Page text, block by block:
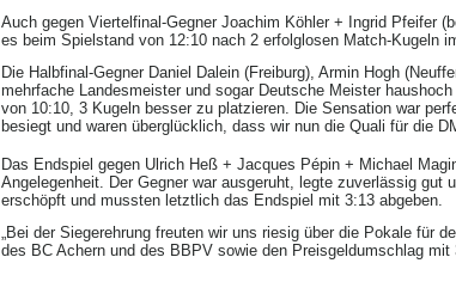
Auch gegen Viertelfinal-Gegner Joachim Köhler + Ingrid Pfeifer
es beim Spielstand von 12:10 nach 2 erfolglosen Match-Kugeln
Die Halbfinal-Gegner Daniel Dalein (Freiburg), Armin Hogh
mehrfache Landesmeister und sogar Deutsche Meister
von 10:10, 3 Kugeln besser zu platzieren. Die Sensation war
besiegt und waren überglücklich, dass wir nun die Quali für die
Das Endspiel gegen Ulrich Heß + Jacques Pépin + Michael
Angelegenheit. Der Gegner war ausgeruht, legte zuverlässig gut
erschöpft und mussten letztlich das Endspiel mit 3:13 abgeben.
„Bei der Siegerehrung freuten wir uns riesig über die Pokale für
des BC Achern und des BBPV sowie den Preisgeldumschlag mit